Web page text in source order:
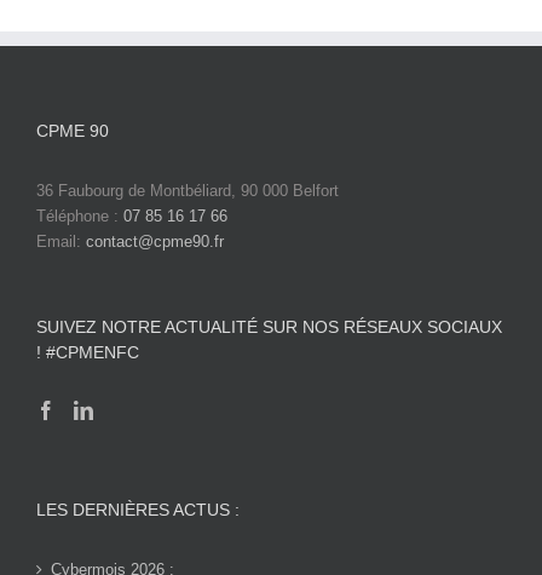
CPME 90
36 Faubourg de Montbéliard, 90 000 Belfort
Téléphone : 07 85 16 17 66
Email: contact@cpme90.fr
SUIVEZ NOTRE ACTUALITÉ SUR NOS RÉSEAUX SOCIAUX
! #CPMENFC
LES DERNIÈRES ACTUS :
Cybermois 2026 :